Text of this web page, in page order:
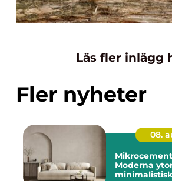
Läs fler inlägg
Fler nyheter
08.
Moderna